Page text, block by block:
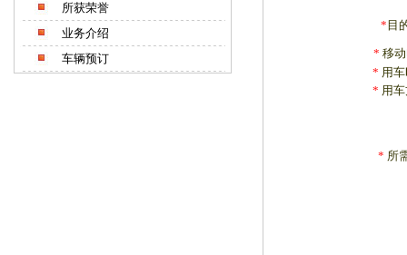
所获荣誉
业务介绍
车辆预订
* 目
* 移
* 用
* 用
* 所